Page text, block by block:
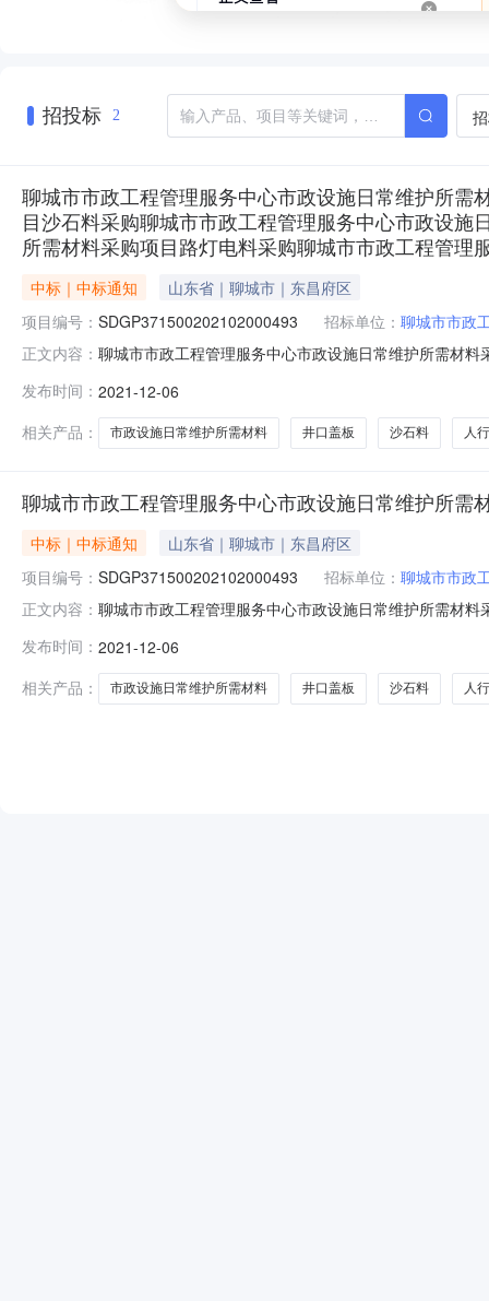
招投标 2
聊城市市政工程管理服务中心市政设施日常维护所
目沙石料采购聊城市市政工程管理服务中心市政设
所需材料采购项目路灯电料采购聊城市市政工程管
中标｜中标通知
山东省｜聊城市｜东昌府区
项目编号： SDGP371500202102000493 招标单位： 聊城市市政
正文内容： 聊城市市政工程管理服务中心市政设施日常维护所需材
政设施日常维护所需材料采购项目五金中标公示发布时
程管理服务中心地址：聊城市联系人
发布时间： 2021-12-06
相关产品：
市政设施日常维护所需材料 井口盖板 沙石料 人
聊城市市政工程管理服务中心市政设施日常维护所需
中标｜中标通知
山东省｜聊城市｜东昌府区
项目编号： SDGP371500202102000493 招标单位： 聊城市市政
正文内容： 聊城市市政工程管理服务中心市政设施日常维护所需材
告正文项目联系电话详见公告正文采购单位聊城市市政
构地址详见公告正文代理机构联系方式
发布时间： 2021-12-06
相关产品：
市政设施日常维护所需材料 井口盖板 沙石料 人